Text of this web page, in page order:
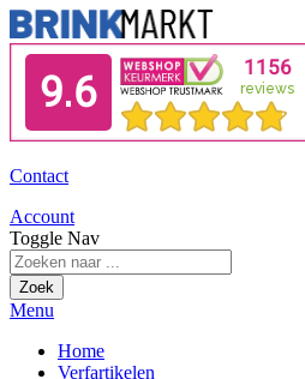
Contact
Account
Toggle Nav
Zoek
Menu
Home
Verfartikelen